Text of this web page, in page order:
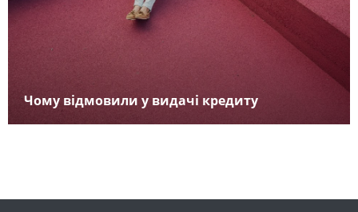
Чому відмовили у видачі кредиту